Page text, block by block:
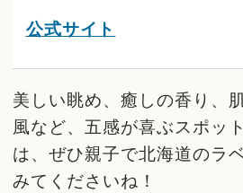
公式サイト
美しい眺め、癒しの香り、
風など、五感が喜ぶスポッ
は、ぜひ親子で北海道のラ
みてくださいね！